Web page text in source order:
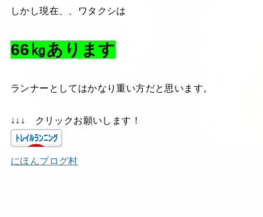
しかし現在、、ワタクシは
66㎏あります
ランナーとしてはかなり重い方だと思います。
↓↓↓ クリックお願いします！
にほんブログ村